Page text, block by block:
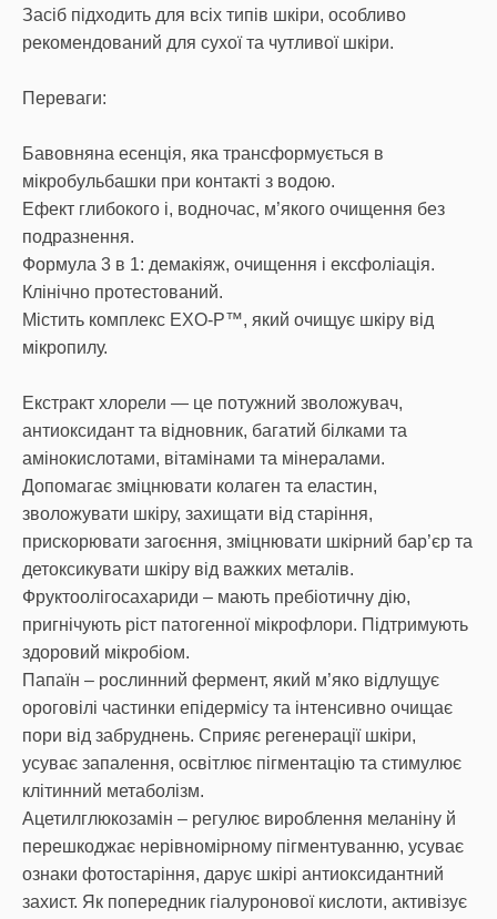
Засіб підходить для всіх типів шкіри, особливо
рекомендований для сухої та чутливої шкіри.
Переваги:
Бавовняна есенція, яка трансформується в
мікробульбашки при контакті з водою.
Ефект глибокого і, водночас, м’якого очищення без
подразнення.
Формула 3 в 1: демакіяж, очищення і ексфоліація.
Клінічно протестований.
Містить комплекс EXO-P™, який очищує шкіру від
мікропилу.
Екстракт хлорели — це потужний зволожувач,
антиоксидант та відновник, багатий білками та
амінокислотами, вітамінами та мінералами.
Допомагає зміцнювати колаген та еластин,
зволожувати шкіру, захищати від старіння,
прискорювати загоєння, зміцнювати шкірний бар’єр та
детоксикувати шкіру від важких металів.
Фруктоолігосахариди – мають пребіотичну дію,
пригнічують ріст патогенної мікрофлори. Підтримують
здоровий мікробіом.
Папаїн – рослинний фермент, який м’яко відлущує
ороговілі частинки епідермісу та інтенсивно очищає
пори від забруднень. Сприяє регенерації шкіри,
усуває запалення, освітлює пігментацію та стимулює
клітинний метаболізм.
Ацетилглюкозамін – регулює вироблення меланіну й
перешкоджає нерівномірному пігментуванню, усуває
ознаки фотостаріння, дарує шкірі антиоксидантний
захист. Як попередник гіалуронової кислоти, активізує